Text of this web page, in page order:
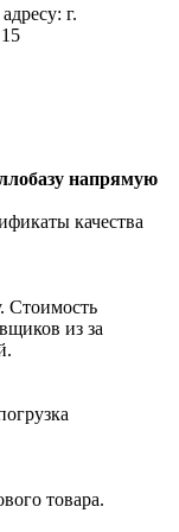
г.
напрямую
качества
Стоимость
из за
товара.